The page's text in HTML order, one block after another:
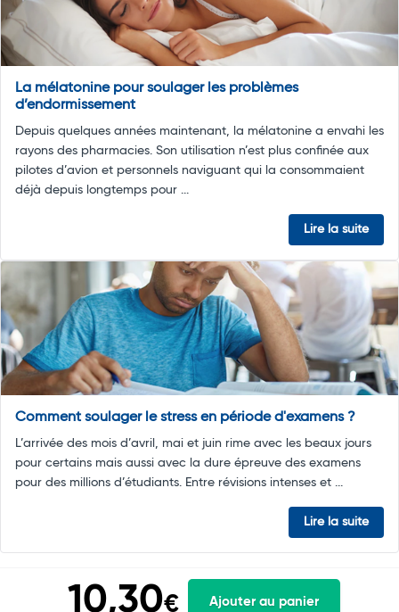
La mélatonine pour soulager les problèmes
d’endormissement
Depuis quelques années maintenant, la mélatonine a envahi les
rayons des pharmacies. Son utilisation n’est plus confinée aux
pilotes d’avion et personnels naviguant qui la consommaient
déjà depuis longtemps pour ...
Lire la suite
Comment soulager le stress en période d'examens ?
L’arrivée des mois d’avril, mai et juin rime avec les beaux jours
pour certains mais aussi avec la dure épreuve des examens
pour des millions d’étudiants. Entre révisions intenses et ...
Lire la suite
10,30€ Ajouter au panier